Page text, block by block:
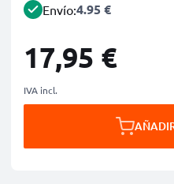
Envío:4.95 €
17,95 €
IVA incl.